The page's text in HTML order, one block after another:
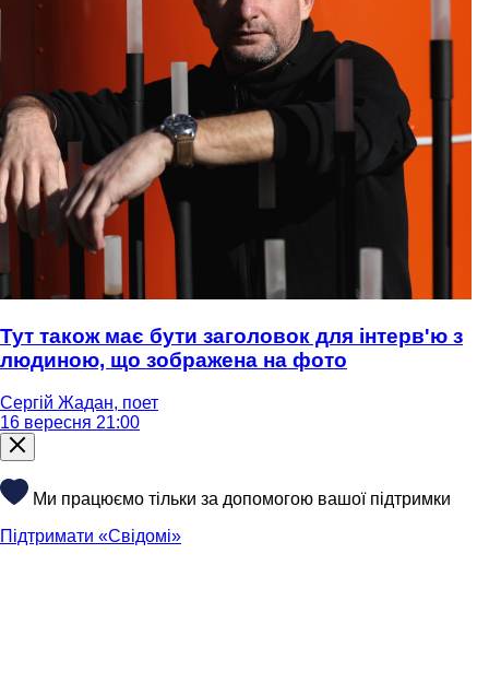
Тут також має бути заголовок для інтерв'ю з
людиною, що зображена на фото
Сергій Жадан, поет
16 вересня 21:00
Ми працюємо тільки за допомогою вашої підтримки
Підтримати «Свідомі»